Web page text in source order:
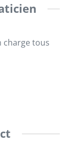
charge tous